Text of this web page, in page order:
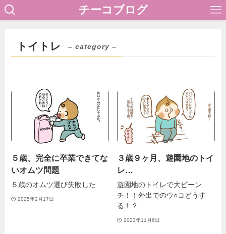
チーコブログ
トイトレ – category –
５歳、完全に卒業できてな
いオムツ問題
５歳のオムツ選び失敗した
2025年2月17日
３歳９ヶ月、遊園地のトイ
レ…
遊園地のトイレで大ピーン
チ！！外出でのウ○コどうす
る！？
2023年11月6日